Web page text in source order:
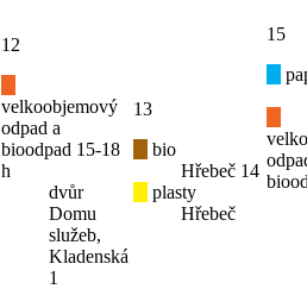
12
velkoobjemový
odpad a
bioodpad 15-18
h
dvůr
Domu
služeb,
Kladenská
1
13
bio
Hřebeč
plasty
Hřebeč
14
15